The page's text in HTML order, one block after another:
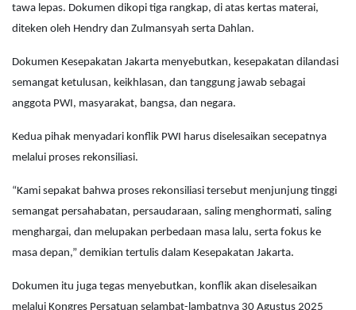
tawa lepas. Dokumen dikopi tiga rangkap, di atas kertas materai,
diteken oleh Hendry dan Zulmansyah serta Dahlan.
Dokumen Kesepakatan Jakarta menyebutkan, kesepakatan dilandasi
semangat ketulusan, keikhlasan, dan tanggung jawab sebagai
anggota PWI, masyarakat, bangsa, dan negara.
Kedua pihak menyadari konflik PWI harus diselesaikan secepatnya
melalui proses rekonsiliasi.
“Kami sepakat bahwa proses rekonsiliasi tersebut menjunjung tinggi
semangat persahabatan, persaudaraan, saling menghormati, saling
menghargai, dan melupakan perbedaan masa lalu, serta fokus ke
masa depan,” demikian tertulis dalam Kesepakatan Jakarta.
Dokumen itu juga tegas menyebutkan, konflik akan diselesaikan
melalui Kongres Persatuan selambat-lambatnya 30 Agustus 2025